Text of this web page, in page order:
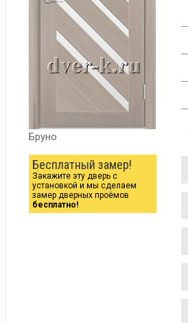
Бруно
Бесплатный замер!
Закажите эту дверь с
установкой и мы сделаем
замер дверных проёмов
бесплатно!